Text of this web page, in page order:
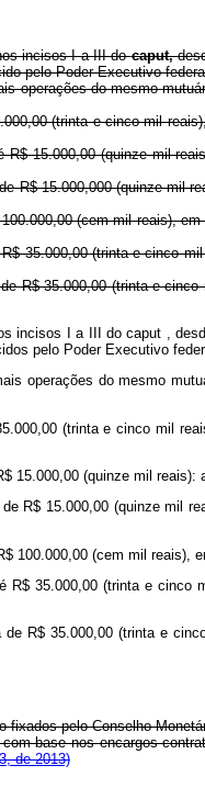
incisos I a III docaput,
pelo Poder Executivo
operações do mesmo
(trinta e cinco mil
15.000,00 (quinze mil
R$ 15.000,000 (quinze mil
(cem mil reais),
35.000,00 (trinta e cinco
R$ 35.000,00 (trinta e
incisos I a III docaput
,
pelo Poder Executivo
operações do mesmo
(trinta e cinco mil
15.000,00 (quinze mil
R$ 15.000,00 (quinze mil
100.000,00 (cem mil reais),
R$ 35.000,00 (trinta e
R$ 35.000,00 (trinta e
fixados pelo Conselho
base nos encargos
de 2013)